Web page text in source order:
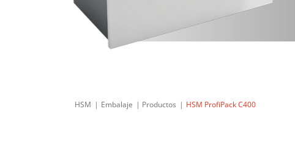
HSM Embalaje Productos HSM ProfiPack C400